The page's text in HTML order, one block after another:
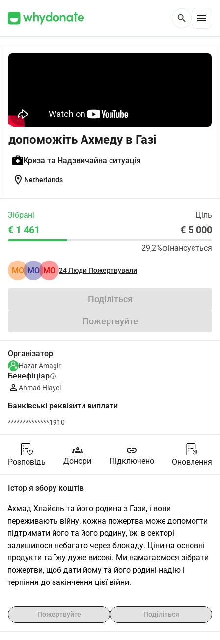
search menu
допоможіть Ахмеду в Газі
Криза та Надзвичайна ситуація
location_on Netherlands
Зібрані Ціль
€ 1 461 € 5 000
29,2%фінансується
MO MO MO 24Люди Пожертвували
Поділіться
Пожертвуйте
Організатор
Hazar Amagir
Бенефіціарinfo
Ahmad Hlayel
Банківські реквізити виплати
**************1910
Розповідь
groups
Донори
link
Підключено Оновлення
Історія збору коштів
Ахмад Хлайель та його родина з Гази, і вони
переживають війну, кожна пожертва може допомогти
підтримати його та його родину, їжі в секторі
залишилося небагато через блокаду. Ціни на основні
продукти та їжу дуже високі. Ми намагаємося зібрати
пожертви, щоб дати йому та його родині надію і
терпіння до закінчення цієї війни.
Пожертвуйте Поділіться